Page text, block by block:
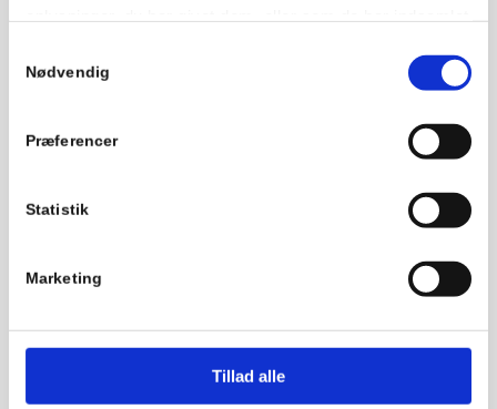
Nødvendig
Præferencer
Statistik
Marketing
Tillad alle
bogholderi@jfauto.dk
kontaktformular. Vi
vender tilbage hurtigt.
Online booking